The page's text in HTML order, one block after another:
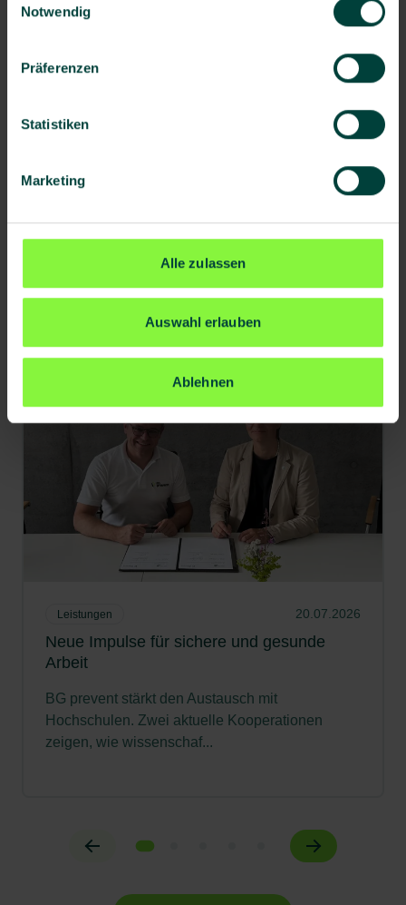
Notwendig
Präferenzen
Statistiken
Marketing
Alle zulassen
Auswahl erlauben
Ablehnen
sofort als Download verfügbar und direkt im
Kostenlose Factsheets entdecken
Aktuelle Beiträge
Leistungen 20.07.2026
Neue Impulse für sichere und gesunde
Arbeit
BG prevent stärkt den Austausch mit
Hochschulen. Zwei aktuelle Kooperationen
zeigen, wie wissenschaf...